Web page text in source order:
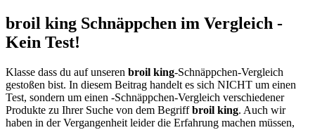
broil king Schnäppchen im Vergleich -
Kein Test!
Klasse dass du auf unseren broil king-Schnäppchen-Vergleich
gestoßen bist. In diesem Beitrag handelt es sich NICHT um einen
Test, sondern um einen -Schnäppchen-Vergleich verschiedener
Produkte zu Ihrer Suche von dem Begriffbroil king. Auch wir
haben in der Vergangenheit leider die Erfahrung machen müssen,